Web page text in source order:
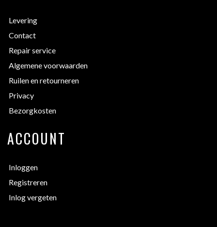
Levering
Contact
Repair service
Algemene voorwaarden
Ruilen en retourneren
Privacy
Bezorgkosten
ACCOUNT
Inloggen
Registreren
Inlog vergeten